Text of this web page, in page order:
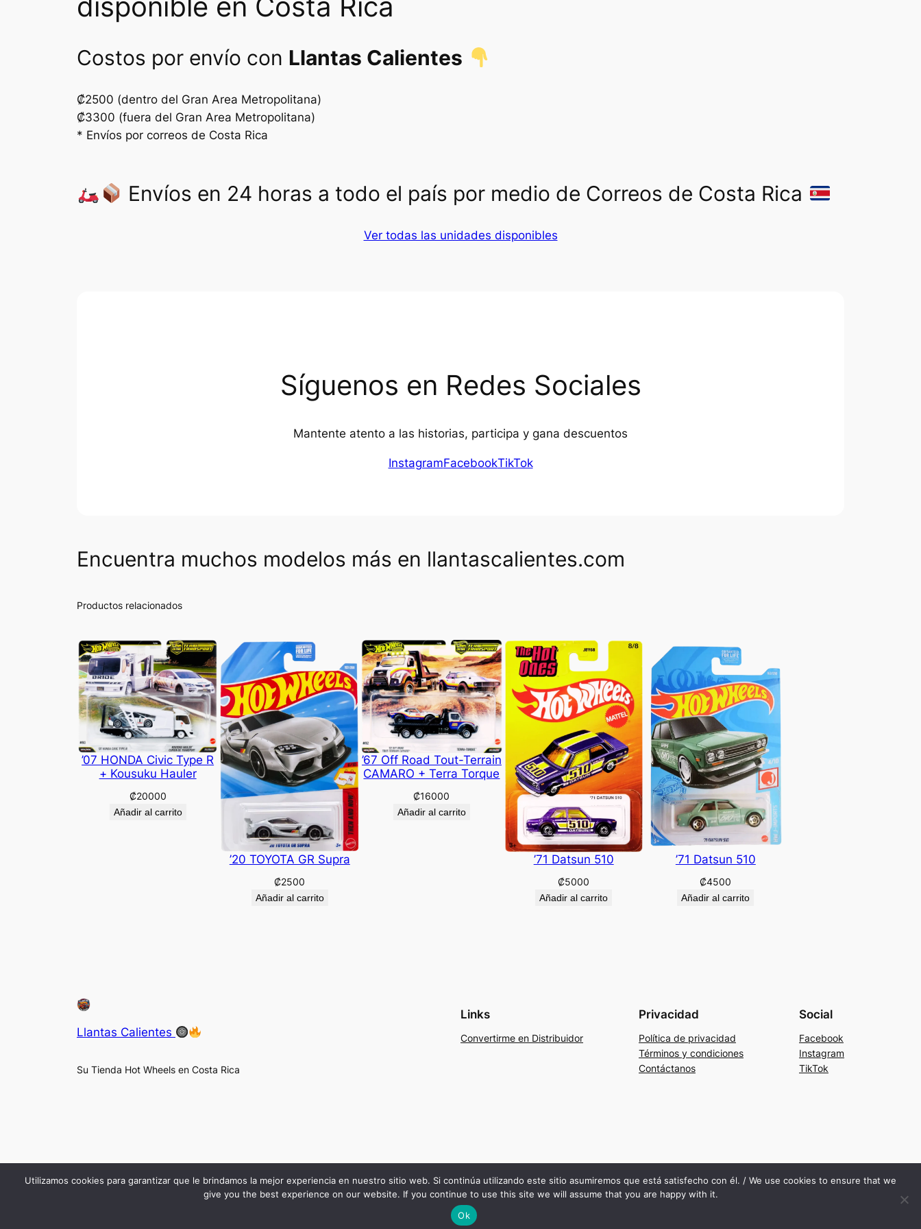
Costos por envío con Llantas Calientes
₡2500 (dentro del Gran Area Metropolitana)
₡3300 (fuera del Gran Area Metropolitana)
* Envíos por correos de Costa Rica
Envíos en 24 horas a todo el país por medio de Correos de Costa Rica
Ver todas las unidades disponibles
Síguenos en Redes Sociales
Mantente atento a las historias, participa y gana descuentos
InstagramFacebookTikTok
Encuentra muchos modelos más en llantascalientes.com
Productos relacionados
’07 HONDA Civic Type R
+ Kousuku Hauler
₡20000
Añadir al carrito
’20 TOYOTA GR Supra
₡2500
Añadir al carrito
’67 Off Road Tout-Terrain
CAMARO + Terra Torque
₡16000
Añadir al carrito
’71 Datsun 510
₡5000
Añadir al carrito
’71 Datsun 510
₡4500
Añadir al carrito
Llantas Calientes
Su Tienda Hot Wheels en Costa Rica
Links
Convertirme en Distribuidor
Privacidad
Política de privacidad
Términos y condiciones
Contáctanos
Social
Facebook
Instagram
TikTok
Utilizamos cookies para garantizar que le brindamos la mejor experiencia en nuestro sitio web. Si continúa utilizando este sitio asumiremos que está satisfecho con él. / We use cookies to ensure that we
give you the best experience on our website. If you continue to use this site we will assume that you are happy with it.
Ok